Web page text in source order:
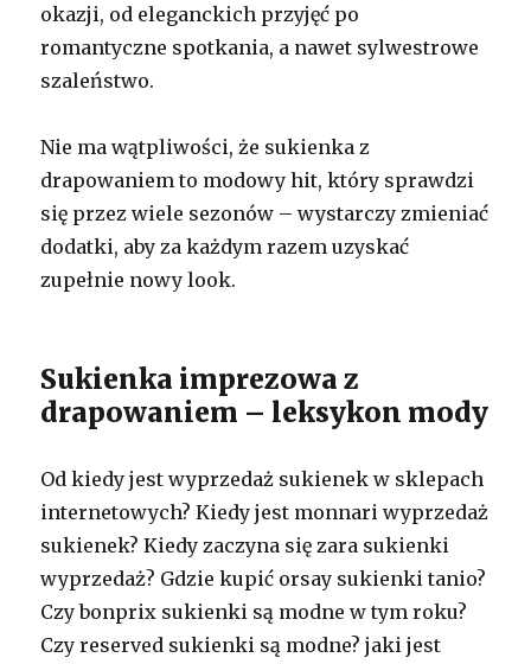
okazji, od eleganckich przyjęć po
romantyczne spotkania, a nawet sylwestrowe
szaleństwo.
Nie ma wątpliwości, że sukienka z
drapowaniem to modowy hit, który sprawdzi
się przez wiele sezonów – wystarczy zmieniać
dodatki, aby za każdym razem uzyskać
zupełnie nowy look.
Sukienka imprezowa z
drapowaniem – leksykon mody
Od kiedy jest wyprzedaż sukienek w sklepach
internetowych? Kiedy jest monnari wyprzedaż
sukienek? Kiedy zaczyna się zara sukienki
wyprzedaż? Gdzie kupić orsay sukienki tanio?
Czy bonprix sukienki są modne w tym roku?
Czy reserved sukienki są modne? jaki jest